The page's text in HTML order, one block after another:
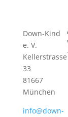
Down-Kind
e. V.
Kellerstrasse
33
81667
München
info@down-